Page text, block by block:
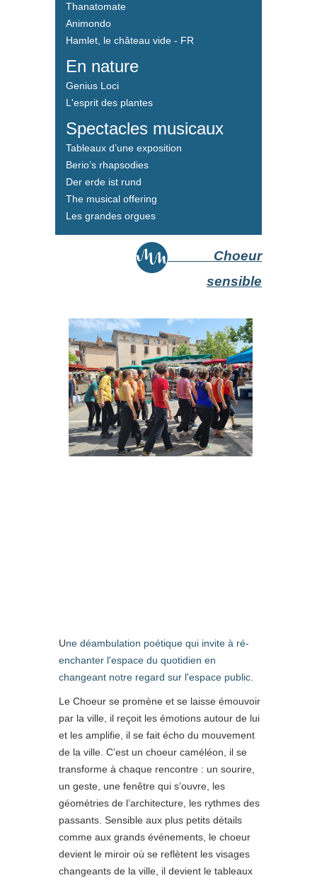
Thanatomate
Animondo
Hamlet, le château vide - FR
En nature
Genius Loci
L'esprit des plantes
Spectacles musicaux
Tableaux d’une exposition
Berio’s rhapsodies
Der erde ist rund
The musical offering
Les grandes orgues
Choeur
sensible
Une déambulation poétique qui invite à ré-
enchanter l'espace du quotidien en
changeant notre regard sur l'espace public.
Le Choeur se promène et se laisse émouvoir
par la ville, il reçoit les émotions autour de lui
et les amplifie, il se fait écho du mouvement
de la ville. C’est un choeur caméléon, il se
transforme à chaque rencontre : un sourire,
un geste, une fenêtre qui s’ouvre, les
géométries de l’architecture, les rythmes des
passants. Sensible aux plus petits détails
comme aux grands événements, le choeur
devient le miroir où se reflètent les visages
changeants de la ville, il devient le tableaux